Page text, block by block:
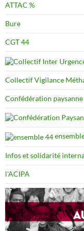
ATTAC %
Bure
CGT 44
Collectif Vigilance
Confédération paysanne
Infos et solidarité
l'ACIPA